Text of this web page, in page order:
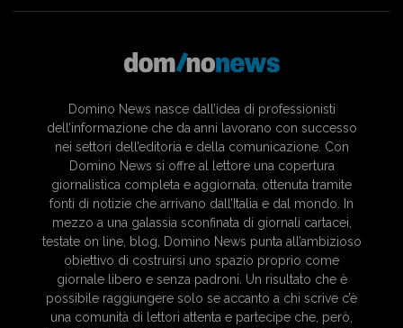
Domino News nasce dall’idea di professionisti
dell’informazione che da anni lavorano con successo
nei settori dell’editoria e della comunicazione. Con
Domino News si offre al lettore una copertura
giornalistica completa e aggiornata, ottenuta tramite
fonti di notizie che arrivano dall’Italia e dal mondo. In
mezzo a una galassia sconfinata di giornali cartacei,
testate on line, blog, Domino News punta all’ambizioso
obiettivo di costruirsi uno spazio proprio come
giornale libero e senza padroni. Un risultato che è
possibile raggiungere solo se accanto a chi scrive c’è
una comunità di lettori attenta e partecipe che, però,